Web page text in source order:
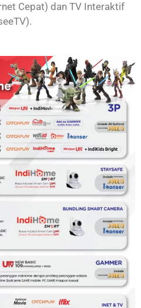
Cepat) dan TV Interaktif